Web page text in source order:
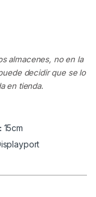
almacenes, no en la
decidir que se lo
en tienda.
15cm